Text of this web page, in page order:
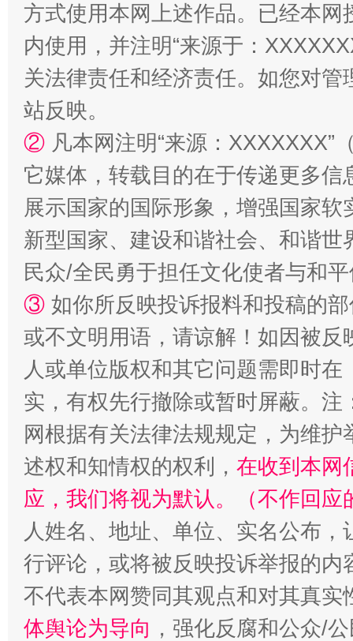
站台名比不上好声名
漫山遍野的桃花与雪山、麦地、白藏房 除
招工难、用工荒背后
方式使用本网上述作品。已经本
内使用，并注明“来源于：
关法律责任和经济责任。如您对
站反映。
② 凡本网注明“来源：
它媒体，转载目的在于传递更多
展示国家的国际形象，增强国家
新型国家、建设和谐社会、和谐
民众/全民勇于担任文化使者与和
③ 如你所反映投诉报料和投稿的
或不文明用语，请谅解！如因被
人或单位版权和其它问题需即时在
实，有权先行撤除或暂时屏蔽。
网根据有关法律法规规定，为维
述权和知情权的权利， 在收到本网
应，我们将视为默认。（不作回应
人姓名、地址、单位、实名公布
行评论，或将被反映投诉举报的
不代表本网赞同其观点和对其真实
体舆论为导向 ，强化反腐和公众/